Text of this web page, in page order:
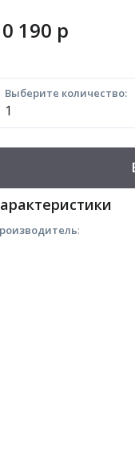
190 p
Выберите количество:
: